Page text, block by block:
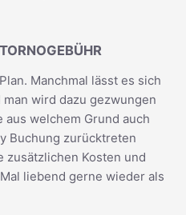
Manchmal lässt es sich
wird dazu gezwungen
aus welchem Grund auch
Buchung zurücktreten
Kosten und
liebend gerne wieder als